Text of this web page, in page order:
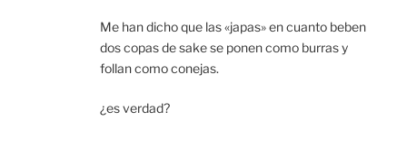
Me han dicho que las «japas» en cuanto beben
dos copas de sake se ponen como burras y
follan como conejas.
¿es verdad?